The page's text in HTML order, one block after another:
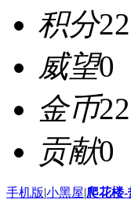
积分22
威望0
金币22
贡献0
手机版|小黑屋|爬花楼